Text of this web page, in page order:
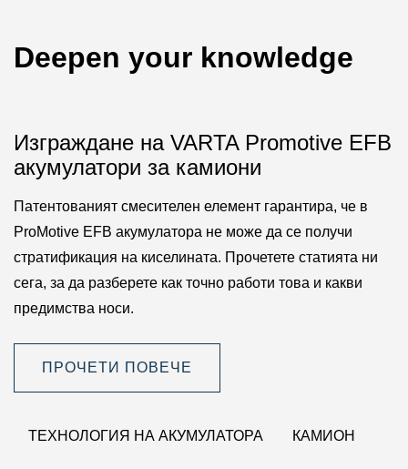
Deepen your knowledge
Изграждане на VARTA Promotive EFB
акумулатори за камиони
Патентованият смесителен елемент гарантира, че в
ProMotive EFB акумулатора не може да се получи
стратификация на киселината. Прочетете статията ни
сега, за да разберете как точно работи това и какви
предимства носи.
ПРОЧЕТИ ПОВЕЧЕ
ТЕХНОЛОГИЯ НА АКУМУЛАТОРА КАМИОН